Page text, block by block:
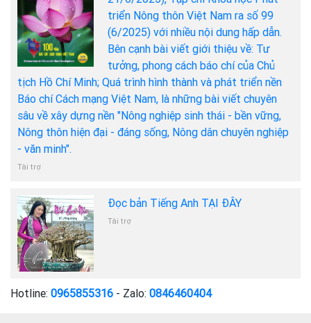
triển Nông thôn Việt Nam ra số 99
(6/2025) với nhiều nội dung hấp dẫn.
Bên cạnh bài viết giới thiệu về: Tư
tưởng, phong cách báo chí của Chủ
tịch Hồ Chí Minh; Quá trình hình thành và phát triển nền
Báo chí Cách mạng Việt Nam, là những bài viết chuyên
sâu về xây dựng nền "Nông nghiệp sinh thái - bền vững,
Nông thôn hiện đại - đáng sống, Nông dân chuyên nghiệp
- văn minh".
Tài trợ
Đọc bản Tiếng Anh TẠI ĐÂY
Tài trợ
Hotline: 0965855316 - Zalo: 0846460404